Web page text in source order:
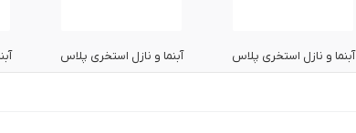
آبنما و نازل استخری پلاس آبنما و نازل استخری پلاس